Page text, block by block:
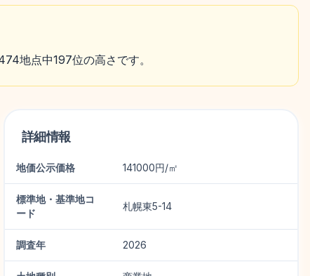
地点中197位の高さです。
詳細情報
地価公示価格 141000円/㎡
標準地・基準地コ
ード
札幌東5-14
調査年 2026